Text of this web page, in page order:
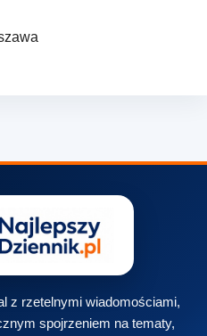
z rzetelnymi wiadomościami,
spojrzeniem na tematy,